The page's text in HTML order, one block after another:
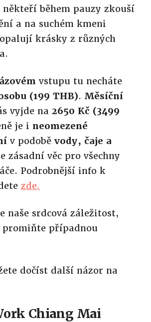
během pauzy zkouší
a na suchém kmeni
krásky z různých
vstupu tu necháte
(199 THB). Měsíční
vyjde na 2650 Kč (3499
je i neomezené
v podobě vody, čaje a
zásadní věc pro všechny
Podrobnější info k
zde.
naše srdcová záležitost,
promiňte případnou
dočíst další názor na
Chiang Mai